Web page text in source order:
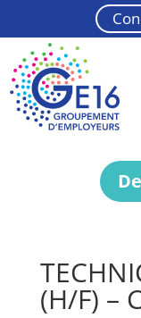
(H/F) –